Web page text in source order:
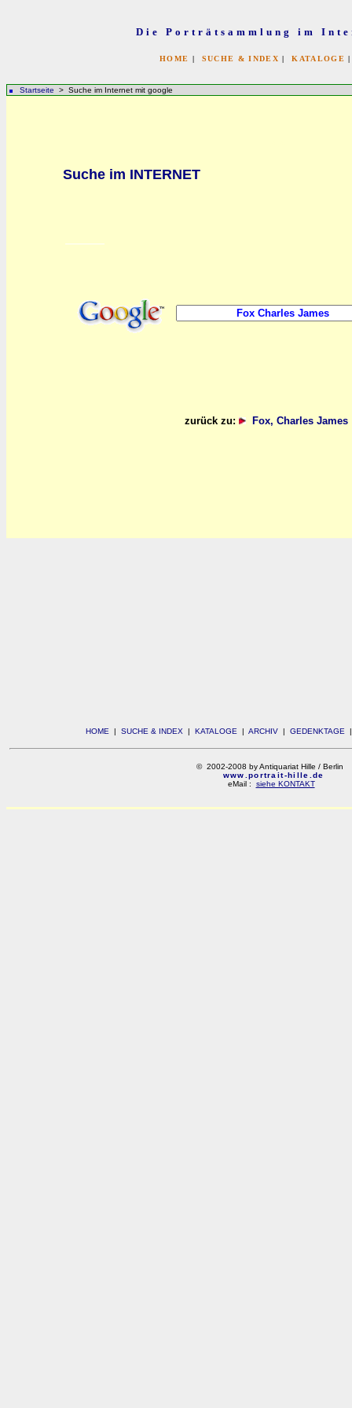
Die Porträtsammlung im
HOME | SUCHE & INDEX |KATALOGE
Startseite > Suche im Internet mit google
Suche im INTERNET
zurück zu: Fox, Charles
HOME | SUCHE & INDEX | KATALOGE | ARCHIV | GEDENKTAGE
© 2002-2008 by Antiquariat Hille / Berlin
www.portrait-hille.de
eMail : siehe KONTAKT